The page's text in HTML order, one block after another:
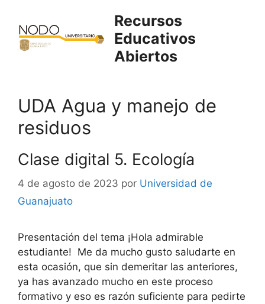
contenido
Recursos
Educativos
Abiertos
UDA Agua y manejo de
residuos
Clase digital 5. Ecología
4 de agosto de 2023 por Universidad de
Guanajuato
Presentación del tema ¡Hola admirable
estudiante! Me da mucho gusto saludarte en
esta ocasión, que sin demeritar las anteriores,
ya has avanzado mucho en este proceso
formativo y eso es razón suficiente para pedirte